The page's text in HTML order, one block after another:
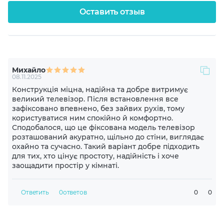
300x400
800x600
800x500
700x400
Оставить отзыв
Михайло
08.11.2025
Конструкція міцна, надійна та добре витримує
великий телевізор. Після встановлення все
зафіксовано впевнено, без зайвих рухів, тому
користуватися ним спокійно й комфортно.
Сподобалося, що це фіксована модель телевізор
розташований акуратно, щільно до стіни, виглядає
охайно та сучасно. Такий варіант добре підходить
для тих, хто цінує простоту, надійність і хоче
заощадити простір у кімнаті.
Ответить 0ответов 0 0